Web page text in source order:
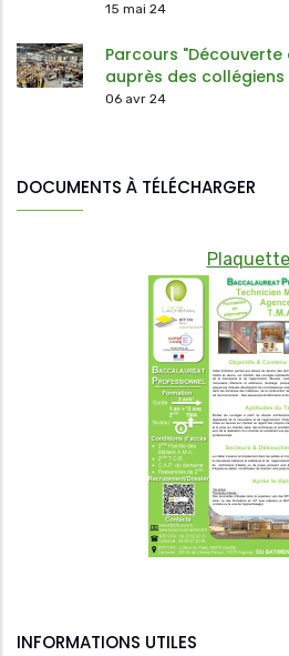
15 mai 24
Parcours "Découverte
auprès des collégiens
06 avr 24
DOCUMENTS À TÉLÉCHARGER
Plaquette
INFORMATIONS UTILES